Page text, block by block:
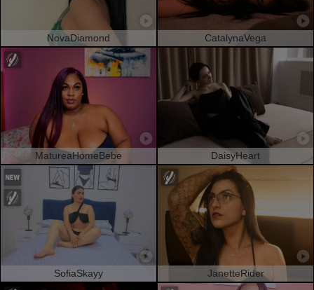
NovaDiamond CatalynaVega
MatureaHomeBebe DaisyHeart
SofiaSkayy JanetteRider